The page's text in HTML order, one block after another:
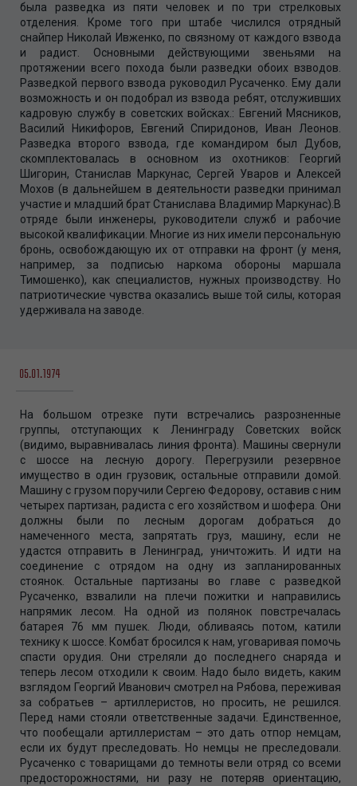
была разведка из пяти человек и по три стрелковых
отделения. Кроме того при штабе числился отрядный
снайпер Николай Ивженко, по связному от каждого взвода
и радист. Основными действующими звеньями на
протяжении всего похода были разведки обоих взводов.
Разведкой первого взвода руководил Русаченко. Ему дали
возможность и он подобрал из взвода ребят, отслуживших
кадровую службу в советских войсках.: Евгений Мясников,
Василий Никифоров, Евгений Спиридонов, Иван Леонов.
Разведка второго взвода, где командиром был Дубов,
скомплектовалась в основном из охотников: Георгий
Шигорин, Станислав Маркунас, Сергей Уваров и Алексей
Мохов (в дальнейшем в деятельности разведки принимал
участие и младший брат Станислава Владимир Маркунас).В
отряде были инженеры, руководители служб и рабочие
высокой квалификации. Многие из них имели персональную
бронь, освобождающую их от отправки на фронт (у меня,
например, за подписью наркома обороны маршала
Тимошенко), как специалистов, нужных производству. Но
патриотические чувства оказались выше той силы, которая
удерживала на заводе.
05.01.1974
На большом отрезке пути встречались разрозненные
группы, отступающих к Ленинграду Советских войск
(видимо, выравнивалась линия фронта). Машины свернули
с шоссе на лесную дорогу. Перегрузили резервное
имущество в один грузовик, остальные отправили домой.
Машину с грузом поручили Сергею Федорову, оставив с ним
четырех партизан, радиста с его хозяйством и шофера. Они
должны были по лесным дорогам добраться до
намеченного места, запрятать груз, машину, если не
удастся отправить в Ленинград, уничтожить. И идти на
соединение с отрядом на одну из запланированных
стоянок. Остальные партизаны во главе с разведкой
Русаченко, взвалили на плечи пожитки и направились
напрямик лесом. На одной из полянок повстречалась
батарея 76 мм пушек. Люди, обливаясь потом, катили
технику к шоссе. Комбат бросился к нам, уговаривая помочь
спасти орудия. Они стреляли до последнего снаряда и
теперь лесом отходили к своим. Надо было видеть, каким
взглядом Георгий Иванович смотрел на Рябова, переживая
за собратьев – артиллеристов, но просить, не решился.
Перед нами стояли ответственные задачи. Единственное,
что пообещали артиллеристам – это дать отпор немцам,
если их будут преследовать. Но немцы не преследовали.
Русаченко с товарищами до темноты вели отряд со всеми
предосторожностями, ни разу не потеряв ориентацию,